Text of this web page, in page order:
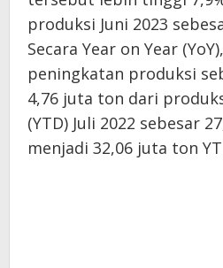
produksi Juni 2023
Secara Year on Year
peningkatan produksi
4,76 juta ton dari
(YTD) Juli 2022 sebesar
menjadi 32,06 juta ton